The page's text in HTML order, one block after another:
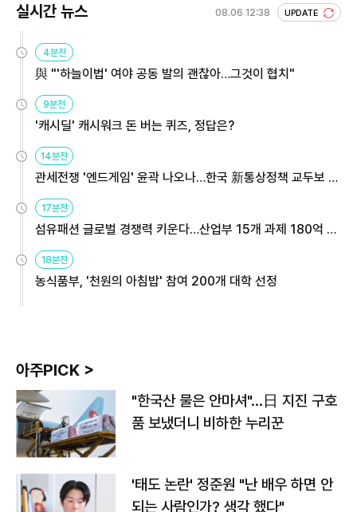
실시간 뉴스 08.06 12:38 UPDATE
4분전
與 "'하늘이법' 여야 공동 발의 괜찮아…그것이 협치"
9분전
'캐시딜' 캐시워크 돈 버는 퀴즈, 정답은?
14분전
관세전쟁 '엔드게임' 윤곽 나오나…한국 新통상정책 교두보 활
17분전
섬유패션 글로벌 경쟁력 키운다…산업부 15개 과제 180억 지
18분전
농식품부, '천원의 아침밥' 참여 200개 대학 선정
아주PICK >
"한국산 물은 안마셔"…日 지진 구호
품 보냈더니 비하한 누리꾼
'태도 논란' 정준원 "난 배우 하면 안
되는 사람인가? 생각 했다"